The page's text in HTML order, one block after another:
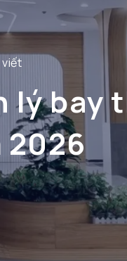
viết
lý bay
2026